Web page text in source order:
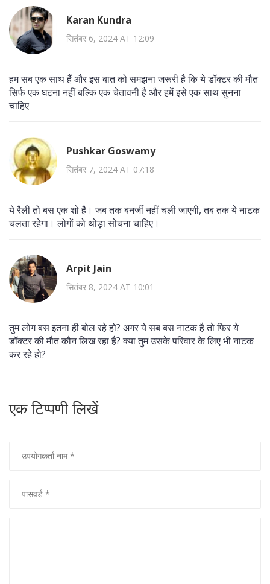
Karan Kundra
सितंबर 6, 2024 AT 12:09
हम सब एक साथ हैं और इस बात को समझना जरूरी है कि ये डॉक्टर की मौत
सिर्फ एक घटना नहीं बल्कि एक चेतावनी है और हमें इसे एक साथ सुनना
चाहिए
Pushkar Goswamy
सितंबर 7, 2024 AT 07:18
ये रैली तो बस एक शो है। जब तक बनर्जी नहीं चली जाएगी, तब तक ये नाटक
चलता रहेगा। लोगों को थोड़ा सोचना चाहिए।
Arpit Jain
सितंबर 8, 2024 AT 10:01
तुम लोग बस इतना ही बोल रहे हो? अगर ये सब बस नाटक है तो फिर ये
डॉक्टर की मौत कौन लिख रहा है? क्या तुम उसके परिवार के लिए भी नाटक
कर रहे हो?
एक टिप्पणी लिखें